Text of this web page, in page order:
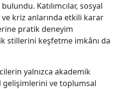
Katılımcılar, sosyal
kriz anlarında etkili karar
pratik deneyim
stillerini keşfetme imkânı da
yalnızca akademik
gelişimlerini ve toplumsal